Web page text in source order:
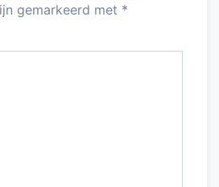
gemarkeerd met *